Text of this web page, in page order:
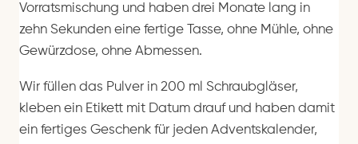
Vorratsmischung und haben drei Monate lang in
zehn Sekunden eine fertige Tasse, ohne Mühle, ohne
Gewürzdose, ohne Abmessen.
Wir füllen das Pulver in 200 ml Schraubgläser,
kleben ein Etikett mit Datum drauf und haben damit
ein fertiges Geschenk für jeden Adventskalender,